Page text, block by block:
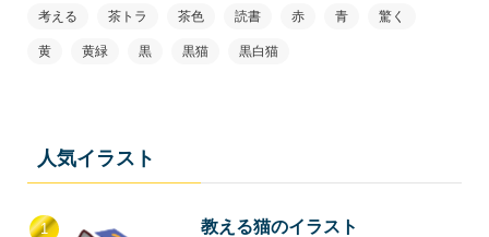
考える 茶トラ 茶色 読書 赤 青 驚く
黄 黄緑 黒 黒猫 黒白猫
人気イラスト
教える猫のイラスト